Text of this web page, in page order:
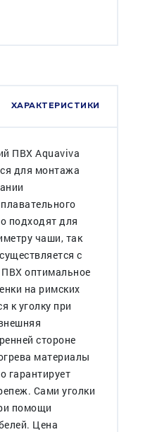
ХАРАКТЕРИСТИКИ
ПВХ Aquaviva
для монтажа
подходят для
чаши, так
с
ПВХ оптимальное
на римских
к уголку при
стороне
материалы
гарантирует
Сами уголки
помощи
Цена